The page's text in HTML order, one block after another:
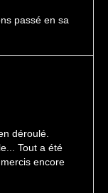
passé en sa
déroulé.
Tout a été
encore